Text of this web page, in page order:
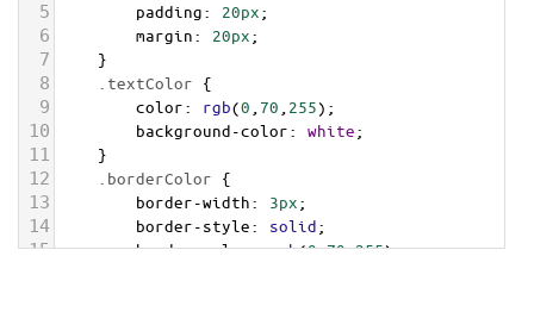
5 padding: 20px;
6 margin: 20px;
7 }
8 .textColor {
9 color: rgb(0 70 255);
10 background-color: white;
11 }
12 .borderColor {
13 border-width: 3px;
14 border-style: solid;
15 border-color: rgb(0,70,255);